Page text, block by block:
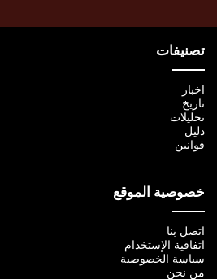
تصنيفات
اخبار
تاريخ
تحليلات
دليل
قوانين
خصوصية الموقع
اتصل بنا
اتفاقية الإستخدام
سياسة الخصوصية
من نحن